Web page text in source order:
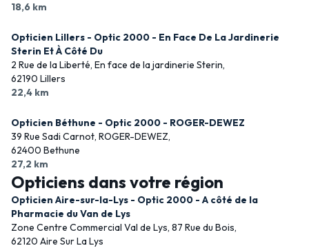
18,6 km
Opticien Lillers - Optic 2000 - En Face De La Jardinerie
Sterin Et À Côté Du
2 Rue de la Liberté, En face de la jardinerie Sterin,
62190 Lillers
22,4 km
Opticien Béthune - Optic 2000 - ROGER-DEWEZ
39 Rue Sadi Carnot, ROGER-DEWEZ,
62400 Bethune
27,2 km
Opticiens dans votre région
Opticien Aire-sur-la-Lys - Optic 2000 - A côté de la
Pharmacie du Van de Lys
Zone Centre Commercial Val de Lys, 87 Rue du Bois,
62120 Aire Sur La Lys